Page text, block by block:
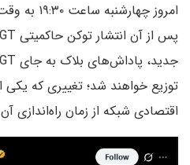
امروز
توزیع خواهند شد؛ تغییری که یکی
اقتصادی شبکه از زمان